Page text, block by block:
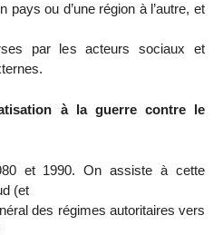
pays ou d’une région à l’autre, et
par les acteurs sociaux et
à la guerre contre le
et 1990. On assiste à cette
(et
des régimes autoritaires vers